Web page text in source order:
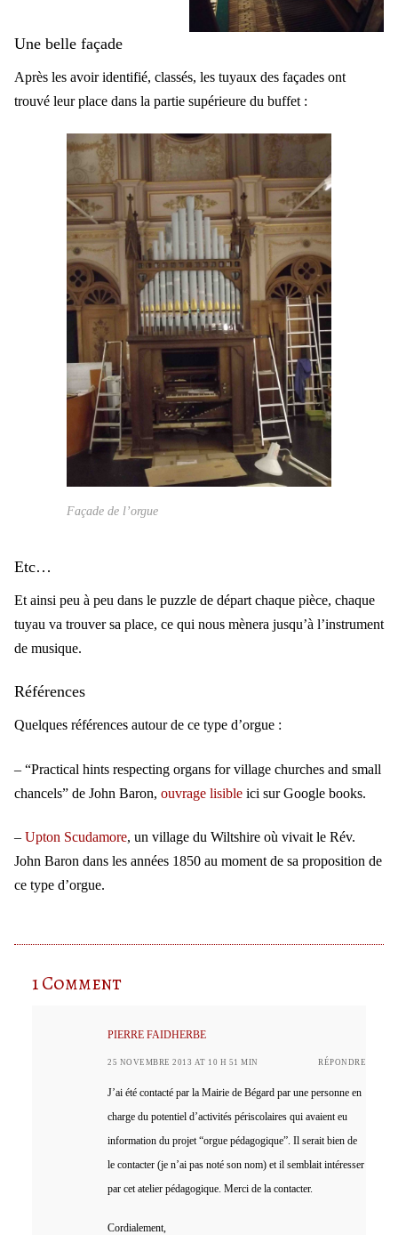
Une belle façade
Après les avoir identifié, classés, les tuyaux des façades ont
trouvé leur place dans la partie supérieure du buffet :
Façade de l’orgue
Etc…
Et ainsi peu à peu dans le puzzle de départ chaque pièce, chaque
tuyau va trouver sa place, ce qui nous mènera jusqu’à l’instrument
de musique.
Références
Quelques références autour de ce type d’orgue :
– “Practical hints respecting organs for village churches and small
chancels” de John Baron, ouvrage lisible ici sur Google books.
– Upton Scudamore, un village du Wiltshire où vivait le Rév.
John Baron dans les années 1850 au moment de sa proposition de
ce type d’orgue.
1 Comment
PIERRE FAIDHERBE
25 NOVEMBRE 2013 AT 10 H 51 MIN RÉPONDRE
J’ai été contacté par la Mairie de Bégard par une personne en
charge du potentiel d’activités périscolaires qui avaient eu
information du projet “orgue pédagogique”. Il serait bien de
le contacter (je n’ai pas noté son nom) et il semblait intéresser
par cet atelier pédagogique. Merci de la contacter.
Cordialement,